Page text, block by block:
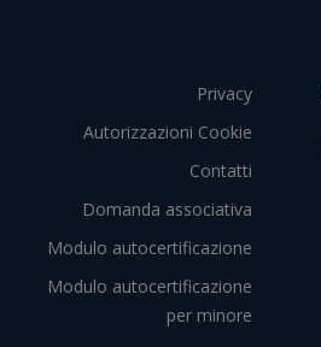
Privacy
Autorizzazioni Cookie
Contatti
Domanda associativa
Modulo autocertificazione
Modulo autocertificazione
per minore